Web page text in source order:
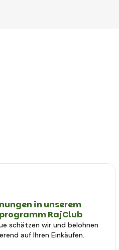
in unserem
RajClub
schätzen wir und belohnen
auf Ihren Einkäufen.